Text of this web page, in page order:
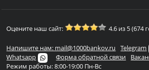
Оцените наш сайт: 4.6 из 5 (674
Напишите нам: mail@1000bankov.ru
Telegram
Whatsapp
Форма обратной связи
Режим работы: 8:00-19:00 Пн-Вс